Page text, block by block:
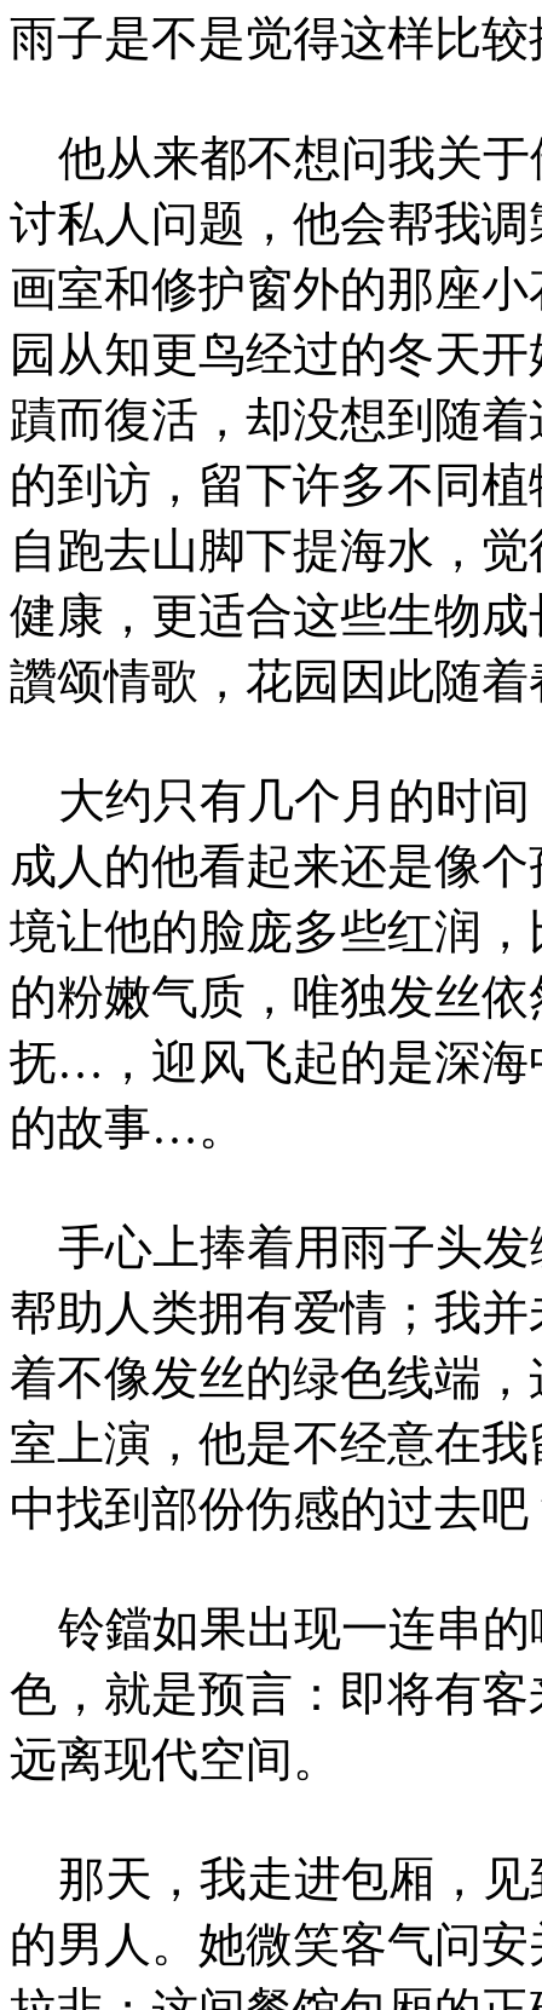
雨子是不是觉得这样比
他从来都不想问我关于
讨私人问题，他会帮我
画室和修护窗外的那座
园从知更鸟经过的冬天
蹟而復活，却没想到随
的到访，留下许多不同
自跑去山脚下提海水，
健康，更适合这些生物
讚颂情歌，花园因此随
大约只有几个月的时间
成人的他看起来还是像
境让他的脸庞多些红润
的粉嫩气质，唯独发丝
抚…，迎风飞起的是深海
的故事…。
手心上捧着用雨子头发
帮助人类拥有爱情；我
着不像发丝的绿色线端
室上演，他是不经意在
中找到部份伤感的过去吧
铃鐺如果出现一连串的
色，就是预言：即将有
远离现代空间。
那天，我走进包厢，见
的男人。她微笑客气问